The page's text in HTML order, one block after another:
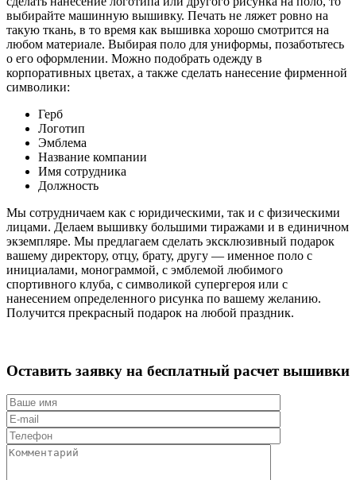
выбирайте машинную вышивку. Печать не ляжет ровно на
такую ткань, в то время как вышивка хорошо смотрится на
любом материале. Выбирая поло для униформы, позаботьтесь
о его оформлении. Можно подобрать одежду в
корпоративных цветах, а также сделать нанесение фирменной
символики:
Герб
Логотип
Эмблема
Название компании
Имя сотрудника
Должность
Мы сотрудничаем как с юридическими, так и с физическими
лицами. Делаем вышивку большими тиражами и в единичном
экземпляре. Мы предлагаем сделать эксклюзивный подарок
вашему директору, отцу, брату, другу — именное поло с
инициалами, монограммой, с эмблемой любимого
спортивного клуба, с символикой супергероя или с
нанесением определенного рисунка по вашему желанию.
Получится прекрасный подарок на любой праздник.
Оставить заявку на бесплатный расчетвышивки